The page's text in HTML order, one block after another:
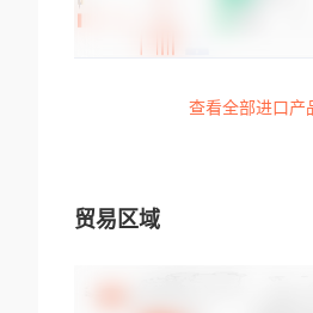
查看全部进口产
贸易区域